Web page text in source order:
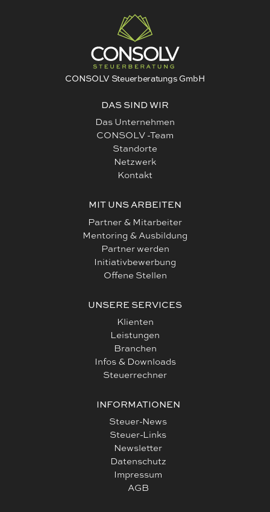
CONSOLV Steuerberatungs GmbH
DAS SIND WIR
Das Unternehmen
CONSOLV -Team
Standorte
Netzwerk
Kontakt
MIT UNS ARBEITEN
Partner & Mitarbeiter
Mentoring & Ausbildung
Partner werden
Initiativbewerbung
Offene Stellen
UNSERE SERVICES
Klienten
Leistungen
Branchen
Infos & Downloads
Steuerrechner
INFORMATIONEN
Steuer-News
Steuer-Links
Newsletter
Datenschutz
Impressum
AGB